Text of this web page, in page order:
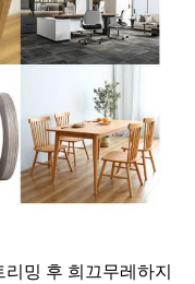
리밍 후 희끄무레하지